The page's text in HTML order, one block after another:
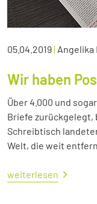
05.04.2019| Angelika
Wir haben
Über 4.000 und
Briefe zurückgelegt,
Schreibtisch
Welt, die weit
weiterlesen